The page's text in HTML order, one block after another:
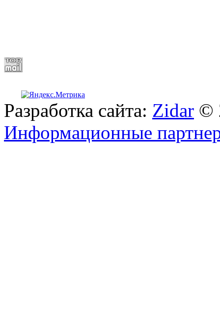
Разработка сайта: Zidar ©
Информационные